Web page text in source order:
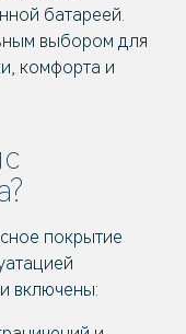
батареей.
выбором для
комфорта и
покрытие
включены: